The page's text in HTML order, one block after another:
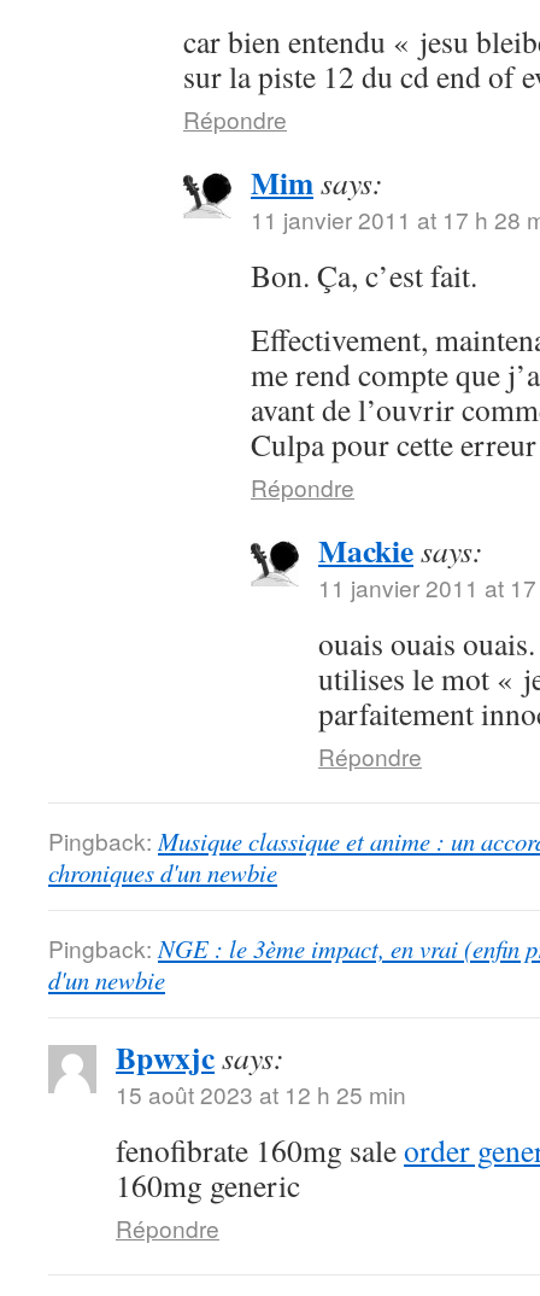
car bien entendu « jesu
sur la piste 12 du cd end of
Répondre
Mimsays:
11 janvier 2011 at 17 h 28
Bon. Ça, c’est fait.
Effectivement,
me rend compte que
avant de l’ouvrir
Culpa pour cette
Répondre
Mackiesays:
11 janvier 2011 at
ouais ouais
utilises le mot «
parfaitement
Répondre
Pingback: Musique classique et anime : un
chroniques d'un newbie
Pingback: NGE : le 3ème impact, en vrai (enfin
d'un newbie
Bpwxjcsays:
15 août 2023 at 12 h 25 min
fenofibrate 160mg saleorder
160mg generic
Répondre